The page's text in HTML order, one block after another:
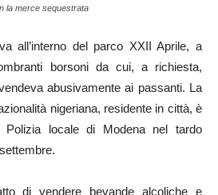
la merce sequestrata
all’interno del parco XXII Aprile, a
borsoni da cui, a richiesta,
abusivamente ai passanti. La
nigeriana, residente in città, è
Polizia locale di Modena nel tardo
di vendere bevande alcoliche e